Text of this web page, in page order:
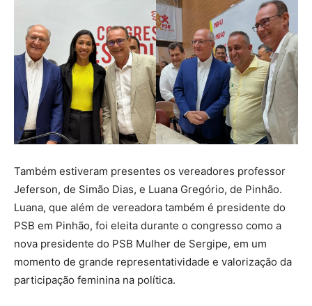
Também estiveram presentes os vereadores professor
Jeferson, de Simão Dias, e Luana Gregório, de Pinhão.
Luana, que além de vereadora também é presidente do
PSB em Pinhão, foi eleita durante o congresso como a
nova presidente do PSB Mulher de Sergipe, em um
momento de grande representatividade e valorização da
participação feminina na política.